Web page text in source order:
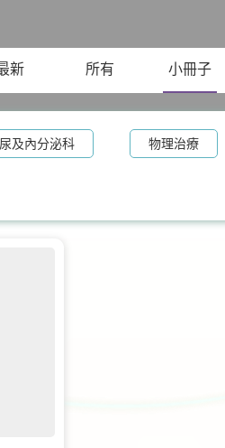
新 所有 小冊子
及內分泌科 物理治療
掃描 日間手術